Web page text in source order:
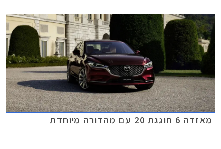
מאזדה 6 חוגגת 20 עם מהדורה מיוחדת